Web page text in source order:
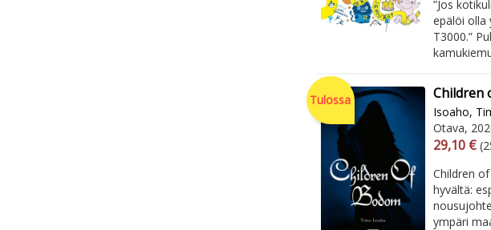
”Jos
epälöi olla
T3000.”
Tulossa Children
Isoaho,
Otava,
29,10 €
Children
hyvältä:
ympäri